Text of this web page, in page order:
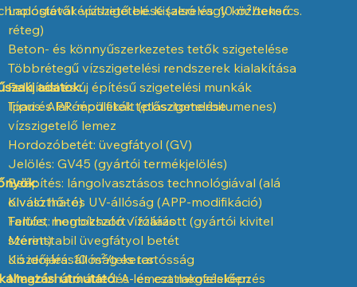
építhető be. Kiszerelés: 10 m²/tekercs.
Lapostetők vízszigetelése (alsó vagy közbenső
réteg)
Beton- és könnyűszerkezetes tetők szigetelése
Többrétegű vízszigetelési rendszerek kialakítása
Felújítási és új építésű szigetelési munkák
Ipari és lakóépületek tetőszigetelése
adatok:
Típus: APP-modifikált (plasztomerbitumenes)
vízszigetelő lemez
Hordozóbetét: üvegfátyol (GV)
Jelölés: GV45 (gyártói termékjelölés)
Beépítés: lángolvasztásos technológiával (alá
olvasztható)
Felület: homokszórt / fóliázott (gyártói kivitel
szerint)
Kiszerelés: 10 m²/tekercs
Kiváló hő- és UV-állóság (APP-modifikáció)
Tartós, megbízható vízzárás
Méretstabil üvegfátyol betét
Jó időjárásállóság és tartósság
Megbízható átfedés- és csatlakozásképzés
útmutató:A lemezt megfelelően